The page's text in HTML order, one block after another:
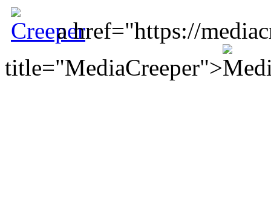
a href="https://
title="MediaCreeper">